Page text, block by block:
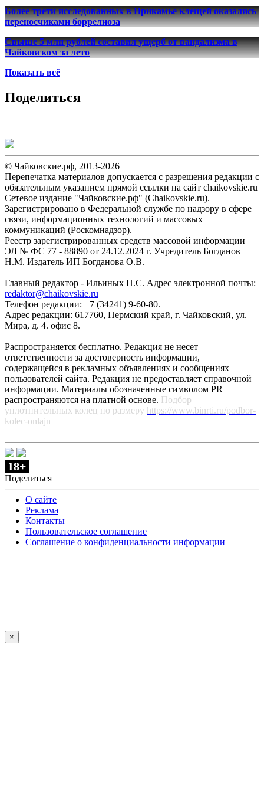
Более трети исследованных в Прикамье клещей оказались
переносчиками боррелиоза
Свыше 5 млн рублей составил ущерб от вандализма в
Чайковском за лето
Показать всё
Поделиться
© Чайковские.рф, 2013-2026
Перепечатка материалов допускается с разрешения редакции с
обязательным указанием прямой ссылки на сайт chaikovskie.ru
Сетевое издание "Чайковские.рф" (Chaikovskie.ru).
Зарегистрировано в Федеральной службе по надзору в сфере
связи, информационных технологий и массовых
коммуникаций (Роскомнадзор).
Реестр зарегистрированных средств массовой информации
ЭЛ № ФС 77 - 88890 от 24.12.2024 г. Учредитель Богданов
Н.М. Издатель ИП Богданова О.В.
Главный редактор - Ильиных Н.С. Адрес электронной почты:
redaktor@chaikovskie.ru
Телефон редакции: +7 (34241) 9-60-80.
Адрес редакции: 617760, Пермский край, г. Чайковский, ул.
Мира, д. 4. офис 8.
Распространяется бесплатно. Редакция не несет
ответственности за достоверность информации,
содержащейся в рекламных объявлениях и сообщениях
пользователей сайта. Редакция не предоставляет справочной
информации. Материалы обозначенные символом PR
распространяются на платной основе. Подбор
уплотнительных колец по размеру https://www.binrti.ru/podbor-
kolec-onlajn
18+
Поделиться
О сайте
Реклама
Контакты
Пользовательское соглашение
Соглашение о конфиденциальности информации
×